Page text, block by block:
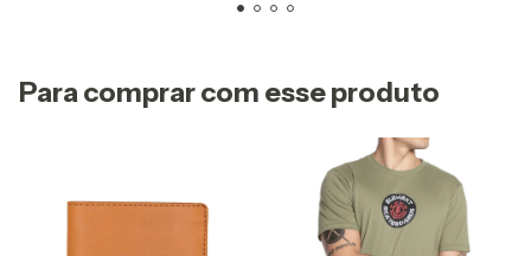
Para comprar com esse produto